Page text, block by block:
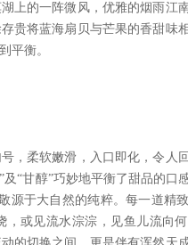
上的一阵微风，优雅的烟雨江
贵将蓝海扇贝与芒果的香甜味
平衡。
，柔软嫩滑，入口即化，令人
“甘醇”巧妙地平衡了甜品的口
源于大自然的纯粹。每一道精
或见流水淙淙，见鱼儿流向